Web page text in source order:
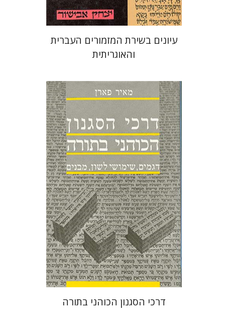
עיונים בשירת המזמורים העברית
והאוגריתית
דרכי הסגנון הכוהני בתורה